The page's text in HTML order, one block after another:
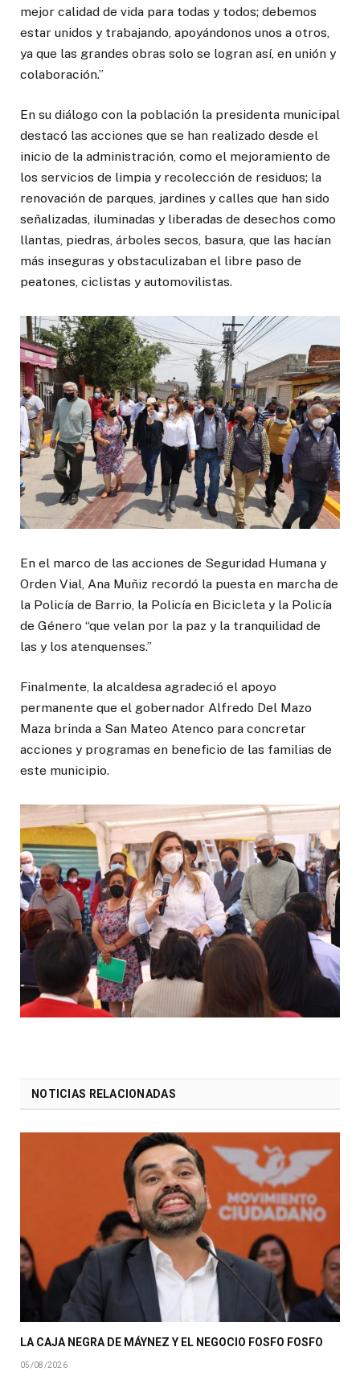
mejor calidad de vida para todas y todos; debemos
estar unidos y trabajando, apoyándonos unos a otros,
ya que las grandes obras solo se logran así, en unión y
colaboración.”
En su diálogo con la población la presidenta municipal
destacó las acciones que se han realizado desde el
inicio de la administración, como el mejoramiento de
los servicios de limpia y recolección de residuos; la
renovación de parques, jardines y calles que han sido
señalizadas, iluminadas y liberadas de desechos como
llantas, piedras, árboles secos, basura, que las hacían
más inseguras y obstaculizaban el libre paso de
peatones, ciclistas y automovilistas.
En el marco de las acciones de Seguridad Humana y
Orden Vial, Ana Muñiz recordó la puesta en marcha de
la Policía de Barrio, la Policía en Bicicleta y la Policía
de Género “que velan por la paz y la tranquilidad de
las y los atenquenses.”
Finalmente, la alcaldesa agradeció el apoyo
permanente que el gobernador Alfredo Del Mazo
Maza brinda a San Mateo Atenco para concretar
acciones y programas en beneficio de las familias de
este municipio.
NOTICIAS RELACIONADAS
LA CAJA NEGRA DE MÁYNEZ Y EL NEGOCIO FOSFO FOSFO
05/08/2026